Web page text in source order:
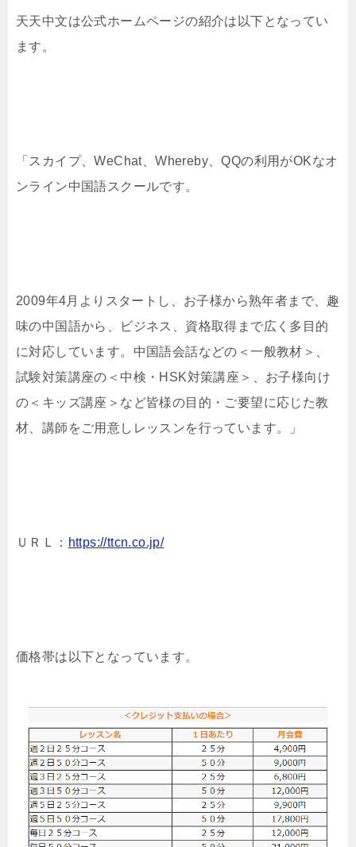
天天中文は公式ホームページの紹介は以下となってい
ます。
「スカイプ、WeChat、Whereby、QQの利用がOKなオ
ンライン中国語スクールです。
2009年4月よりスタートし、お子様から熟年者まで、趣
味の中国語から、ビジネス、資格取得まで広く多目的
に対応しています。中国語会話などの＜一般教材＞、
試験対策講座の＜中検・HSK対策講座＞、お子様向け
の＜キッズ講座＞など皆様の目的・ご要望に応じた教
材、講師をご用意しレッスンを行っています。」
ＵＲＬ： https://ttcn.co.jp/
価格帯は以下となっています。